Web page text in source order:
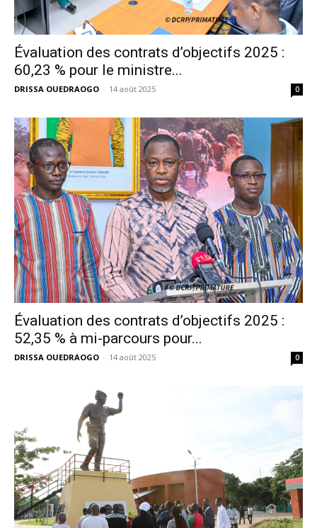
Évaluation des contrats d’objectifs 2025 :
60,23 % pour le ministre...
DRISSA OUEDRAOGO - 14 août 2025 0
Évaluation des contrats d’objectifs 2025 :
52,35 % à mi-parcours pour...
DRISSA OUEDRAOGO - 14 août 2025 0